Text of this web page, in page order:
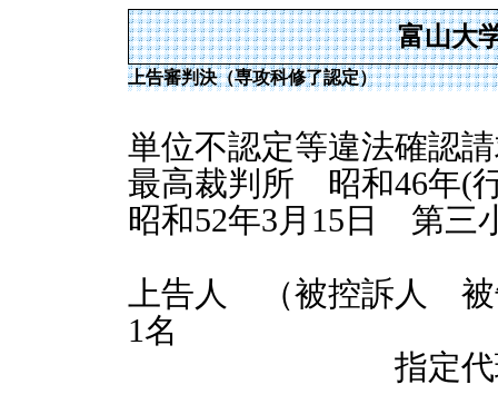
富山大
上告審判決（専攻科修了認定）
単位不認定等違法確認
最高裁判所 昭和46年(
昭和52年3月15日 第
上告人 （被控訴人
1名
指定代理人